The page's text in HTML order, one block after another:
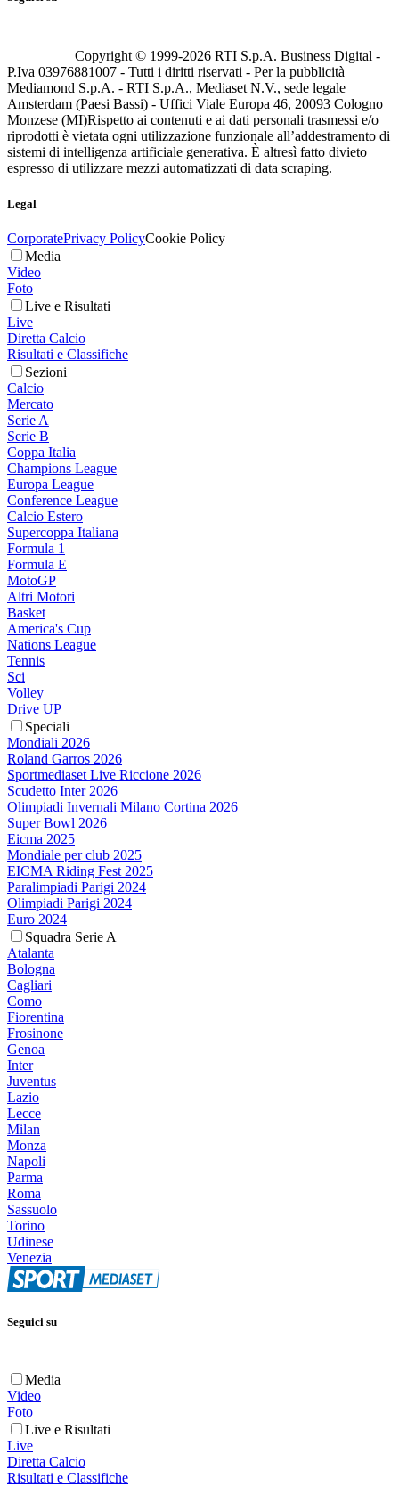
Copyright © 1999-2026 RTI S.p.A. Business Digital -
P.Iva 03976881007 - Tutti i diritti riservati - Per la pubblicità
Mediamond S.p.A. - RTI S.p.A., Mediaset N.V., sede legale
Amsterdam (Paesi Bassi) - Uffici Viale Europa 46, 20093 Cologno
Monzese (MI)Rispetto ai contenuti e ai dati personali trasmessi e/o
riprodotti è vietata ogni utilizzazione funzionale all’addestramento di
sistemi di intelligenza artificiale generativa. È altresì fatto divieto
espresso di utilizzare mezzi automatizzati di data scraping.
Legal
CorporatePrivacy PolicyCookie Policy
Media
Video
Foto
Live e Risultati
Live
Diretta Calcio
Risultati e Classifiche
Sezioni
Calcio
Mercato
Serie A
Serie B
Coppa Italia
Champions League
Europa League
Conference League
Calcio Estero
Supercoppa Italiana
Formula 1
Formula E
MotoGP
Altri Motori
Basket
America's Cup
Nations League
Tennis
Sci
Volley
Drive UP
Speciali
Mondiali 2026
Roland Garros 2026
Sportmediaset Live Riccione 2026
Scudetto Inter 2026
Olimpiadi Invernali Milano Cortina 2026
Super Bowl 2026
Eicma 2025
Mondiale per club 2025
EICMA Riding Fest 2025
Paralimpiadi Parigi 2024
Olimpiadi Parigi 2024
Euro 2024
Squadra Serie A
Atalanta
Bologna
Cagliari
Como
Fiorentina
Frosinone
Genoa
Inter
Juventus
Lazio
Lecce
Milan
Monza
Napoli
Parma
Roma
Sassuolo
Torino
Udinese
Venezia
Seguici su
Media
Video
Foto
Live e Risultati
Live
Diretta Calcio
Risultati e Classifiche